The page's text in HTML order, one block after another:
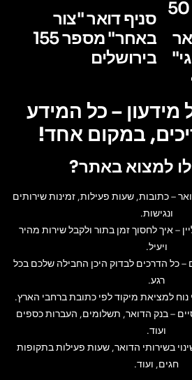
סניף דואר "צור
באחר" מספר 155
בירושלים
מידעון – כל המידע
במקום אחד!
למצוא באתר?
– כתובות, שעות פעילות, זמינות שירותים
ונגישות.
– איך לחסוך זמן בתור ולקבל שירות מהיר
ויעיל.
– כל הדרכים לבדוק היכן החבילה שלכם בכל
רגע.
נוח למציאת מיקוד לפי כתובת ברחבי הארץ.
– בנק הדואר, תשלומים, העברות כספים
ועוד.
בשירותי הדואר, שעות פעילות בתקופות
חגים, ועוד.